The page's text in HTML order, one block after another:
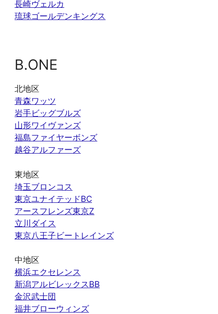
長崎ヴェルカ
琉球ゴールデンキングス
B.ONE
北地区
青森ワッツ
岩手ビッグブルズ
山形ワイヴァンズ
福島ファイヤーボンズ
越谷アルファーズ
東地区
埼玉ブロンコス
東京ユナイテッドBC
アースフレンズ東京Z
立川ダイス
東京八王子ビートレインズ
中地区
横浜エクセレンス
新潟アルビレックスBB
金沢武士団
福井ブローウィンズ